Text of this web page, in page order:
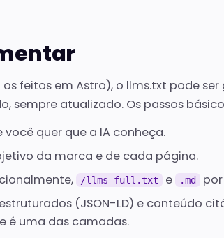
feitos em Astro), o llms.txt pode
sempre atualizado. Os passos
quer que a IA conheça.
da marca e de cada página.
/llms-full.txt e .md
(JSON-LD) e conteúdo
é uma das camadas.